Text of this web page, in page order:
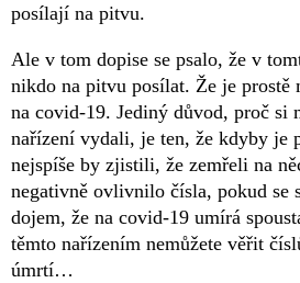
posílají na pitvu.
Ale v tom dopise se psalo, že v
nikdo na pitvu posílat. Že je prostě
na covid-19. Jediný důvod, proč si
nařízení vydali, je ten, že kdyby je
nejspíše by zjistili, že zemřeli na
negativně ovlivnilo čísla, pokud se
dojem, že na covid-19 umírá
těmto nařízením nemůžete věřit
úmrtí…